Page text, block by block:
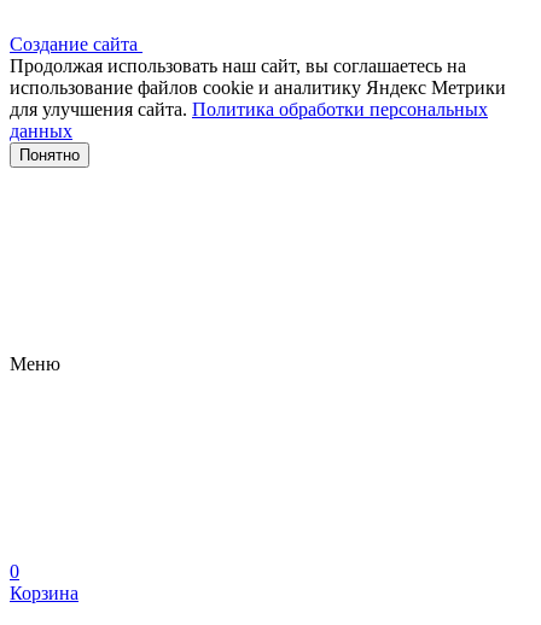
Создание сайта
Продолжая использовать наш сайт, вы соглашаетесь на
использование файлов сооkіе и аналитику Яндекс Метрики
для улучшения сайта. Политика обработки персональных
данных
Понятно
Меню
0
Корзина